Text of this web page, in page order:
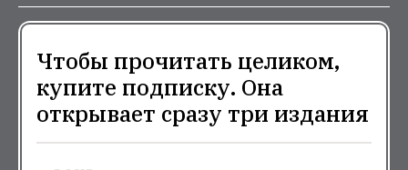
Чтобы прочитать целиком,
купите подписку. Она
открывает сразу три издания